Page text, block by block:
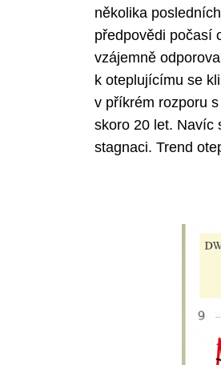
několika
předpovědi počasí
vzájemně
k oteplujícímu se
v příkrém rozporu
skoro 20 let. Navíc
stagnaci. Trend